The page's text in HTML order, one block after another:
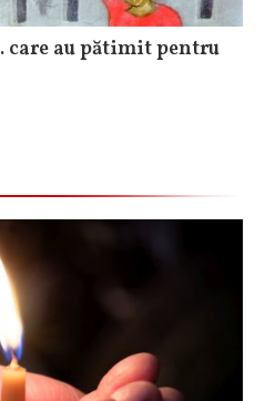
care au pătimit pentru